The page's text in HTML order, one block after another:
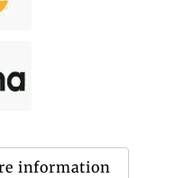
information